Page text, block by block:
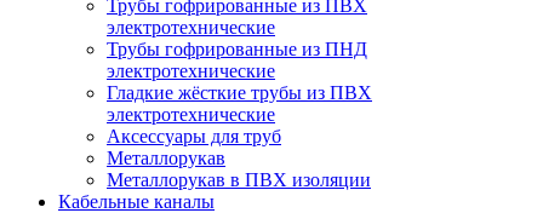
Трубы гофрированные из ПВХ
электротехнические
Трубы гофрированные из ПНД
электротехнические
Гладкие жёсткие трубы из ПВХ
электротехнические
Аксессуары для труб
Металлорукав
Металлорукав в ПВХ изоляции
Кабельные каналы